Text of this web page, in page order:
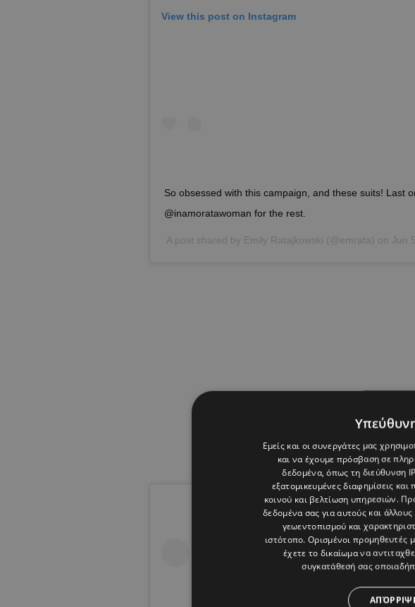
View this post on Instagram
So obsessed with this campaign, and these suits! Last
@inamoratawoman for the rest.
A post shared by Emily Ratajkowski (@emrata) on Jun
Εμείς και οι συνεργάτες μας
και να έχουμε πρόσβαση σε
δεδομένα, όπως τη διεύθυνση
εξατομικευμένες διαφημίσεις
κοινού και βελτίωση υπηρεσιών.
δεδομένα σας για αυτούς και
γεωεντοπισμού και
ιστότοπο. Ορισμένοι προμηθευτές
έχετε το δικαίωμα να
συγκατάθεσή σας